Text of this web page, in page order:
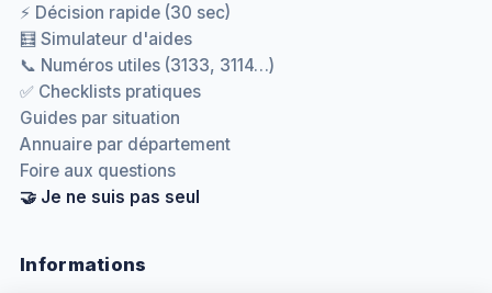
⚡ Décision rapide (30 sec)
🧮 Simulateur d'aides
📞 Numéros utiles (3133, 3114…)
✅ Checklists pratiques
Guides par situation
Annuaire par département
Foire aux questions
🤝 Je ne suis pas seul
Informations